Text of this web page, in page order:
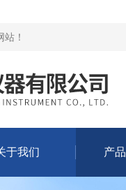
站 ！
于我们 产